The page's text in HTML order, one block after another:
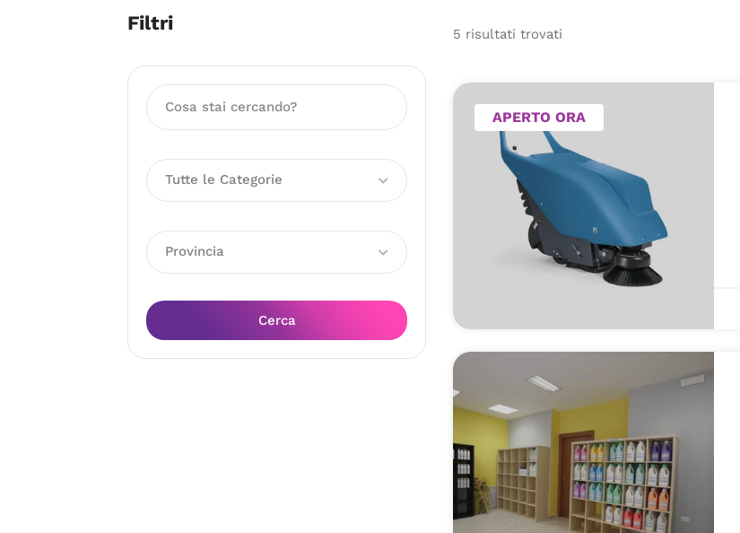
Filtri
Tutte le Categorie
Provincia
Cerca
5 risultati trovati
APERTO ORA